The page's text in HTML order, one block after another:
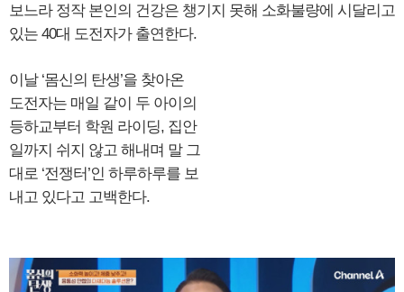
보느라 정작 본인의 건강은 챙기지 못해 소화불량에 시달리고
있는 40대 도전자가 출연한다.
이날 ‘몸신의 탄생’을 찾아온
도전자는 매일 같이 두 아이의
등하교부터 학원 라이딩, 집안
일까지 쉬지 않고 해내며 말 그
대로 ‘전쟁터’인 하루하루를 보
내고 있다고 고백한다.